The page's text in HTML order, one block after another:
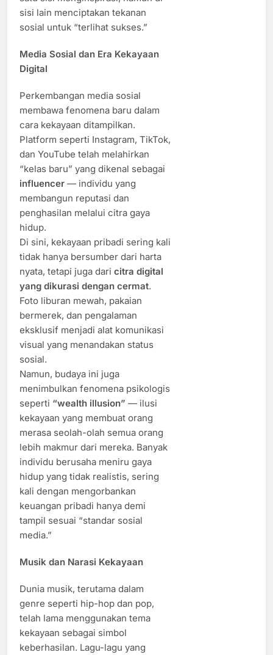
sisi lain menciptakan tekanan
sosial untuk “terlihat sukses.”
Media Sosial dan Era Kekayaan
Digital
Perkembangan media sosial
membawa fenomena baru dalam
cara kekayaan ditampilkan.
Platform seperti Instagram, TikTok,
dan YouTube telah melahirkan
“kelas baru” yang dikenal sebagai
influencer — individu yang
membangun reputasi dan
penghasilan melalui citra gaya
hidup.
Di sini, kekayaan pribadi sering kali
tidak hanya bersumber dari harta
nyata, tetapi juga dari citra digital
yang dikurasi dengan cermat.
Foto liburan mewah, pakaian
bermerek, dan pengalaman
eksklusif menjadi alat komunikasi
visual yang menandakan status
sosial.
Namun, budaya ini juga
menimbulkan fenomena psikologis
seperti “wealth illusion” — ilusi
kekayaan yang membuat orang
merasa seolah-olah semua orang
lebih makmur dari mereka. Banyak
individu berusaha meniru gaya
hidup yang tidak realistis, sering
kali dengan mengorbankan
keuangan pribadi hanya demi
tampil sesuai “standar sosial
media.”
Musik dan Narasi Kekayaan
Dunia musik, terutama dalam
genre seperti hip-hop dan pop,
telah lama menggunakan tema
kekayaan sebagai simbol
keberhasilan. Lagu-lagu yang